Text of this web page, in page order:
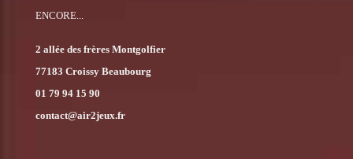
ENCORE...
2 allée des frères Montgolfier
77183 Croissy Beaubourg
01 79 94 15 90
contact@air2jeux.fr